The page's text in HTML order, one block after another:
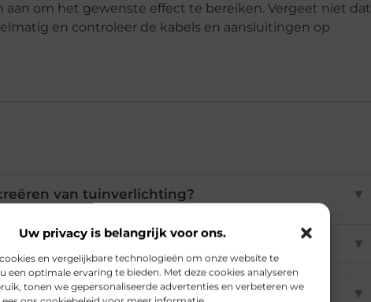
Uw privacy is belangrijk voor ons.
en vergelijkbare technologieën om onze website te
een optimale ervaring te bieden. Met deze cookies analyseren
tonen we gepersonaliseerde advertenties en verbeteren we
om het gewenste effect te bereiken. Vergeet niet dat
en controleer de kabels en aansluitingen op
van tuinverlichting? ▼
populair voor tuinen? ▼
in tuinverlichting? ▼